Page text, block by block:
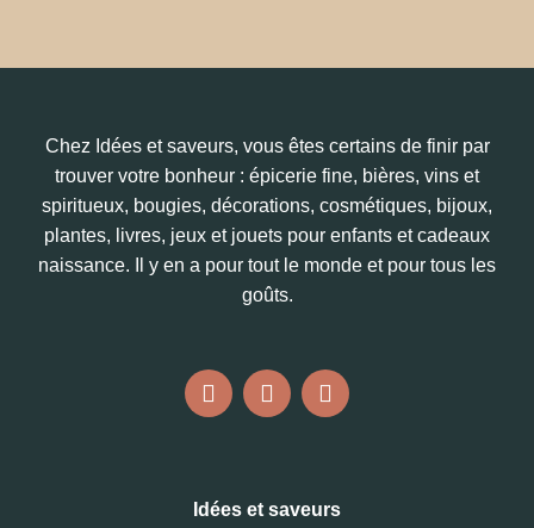
Chez Idées et saveurs, vous êtes certains de finir par
trouver votre bonheur : épicerie fine, bières, vins et
spiritueux, bougies, décorations, cosmétiques, bijoux,
plantes, livres, jeux et jouets pour enfants et cadeaux
naissance. Il y en a pour tout le monde et pour tous les
goûts.
Idées et saveurs